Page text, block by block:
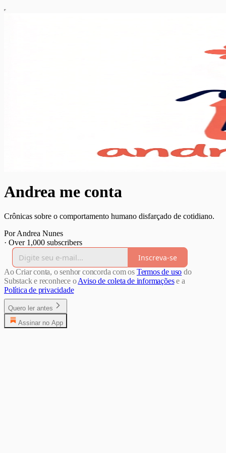
Andrea me conta
Crônicas sobre o comportamento humano disfarçado de cotidiano.
Por Andrea Nunes
· Over 1,000 subscribers
Inscreva-se
Ao Criar conta, o senhor concorda com os Termos de uso do
Substack e reconhece oAviso de coleta de informaçõese a
Política de privacidade
Quero ler antes
Assinar no App